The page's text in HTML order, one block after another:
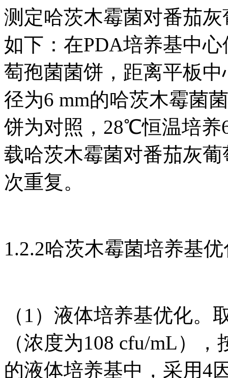
测定哈茨木霉菌对番茄
如下：在PDA培养基中
萄孢菌菌饼，距离平板
径为6 mm的哈茨木霉菌
饼为对照，28℃恒温培养
载哈茨木霉菌对番茄灰
次重复。
1.2.2哈茨木霉菌培养基
（1）液体培养基优化
（浓度为108 cfu/mL）
的液体培养基中，采用4